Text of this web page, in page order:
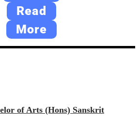
Read
More
of Arts (Hons) Sanskrit